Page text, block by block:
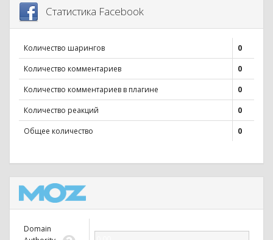
Статистика Facebook
Количество шарингов
0
Количество комментариев
0
Количество комментариев в плагине
0
Количество реакций
0
Общее количество
0
Domain